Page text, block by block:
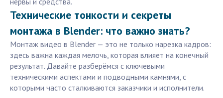
Технические тонкости и секреты
монтажа в Blender: что важно знать?
Монтаж видео в Blender — это не только нарезка кадров:
здесь важна каждая мелочь, которая влияет на конечный
результат. Давайте разберёмся с ключевыми
техническими аспектами и подводными камнями, с
которыми часто сталкиваются заказчики и исполнители.